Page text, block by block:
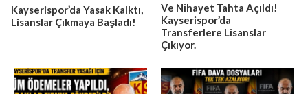
Kayserispor’da Yasak Kalktı,
Lisanslar Çıkmaya Başladı!
Ve Nihayet Tahta Açıldı!
Kayserispor’da
Transferlere Lisanslar
Çıkıyor.